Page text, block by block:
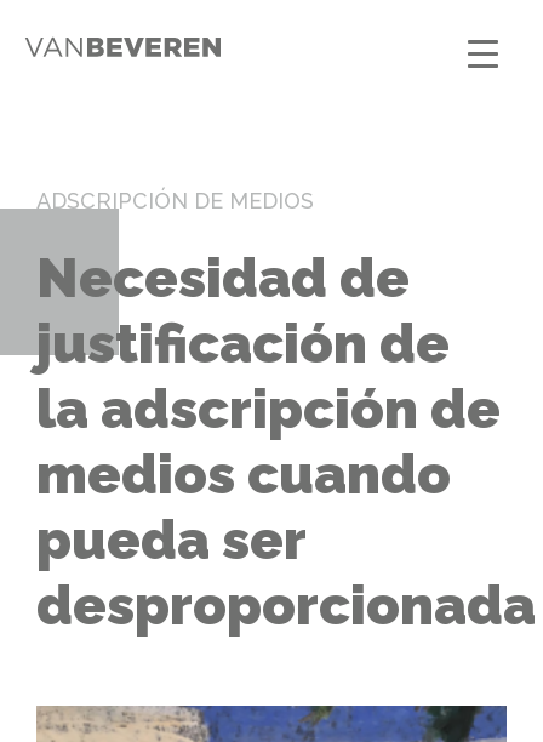
ADSCRIPCIÓN DE MEDIOS
Necesidad de
justificación de
la adscripción de
medios cuando
pueda ser
desproporcionada